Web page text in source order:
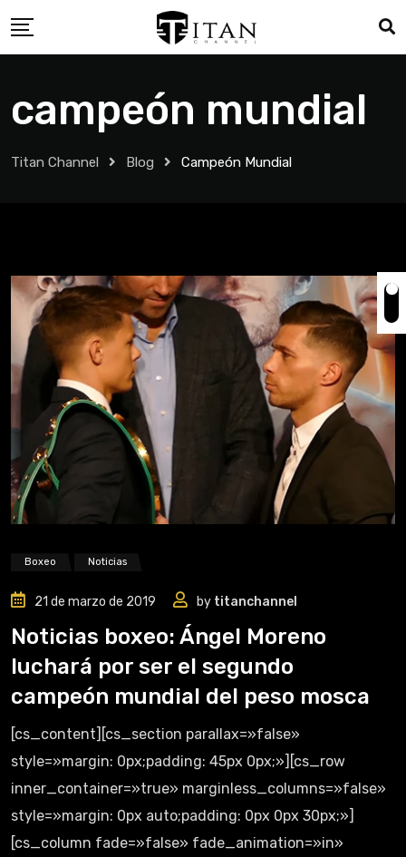
campeón mundial
Titan Channel Blog Campeón Mundial
Boxeo Noticias
21 de marzo de 2019 by titanchannel
Noticias boxeo: Ángel Moreno
luchará por ser el segundo
campeón mundial del peso mosca
[cs_content][cs_section parallax=»false»
style=»margin: 0px;padding: 45px 0px;»][cs_row
inner_container=»true» marginless_columns=»false»
style=»margin: 0px auto;padding: 0px 0px 30px;»]
[cs_column fade=»false» fade_animation=»in»